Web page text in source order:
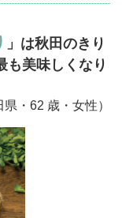
」は秋田のきり
も美味しくなり
県・62 歳・女性）